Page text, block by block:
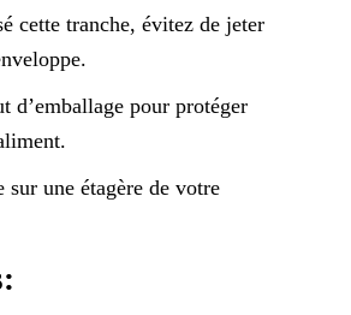
cette tranche, évitez de jeter
d’emballage pour protéger
une étagère de votre